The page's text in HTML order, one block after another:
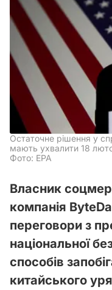
Остаточне рішення у
мають ухвалити 18
Фото: EPA
Власник
компанія
переговори з
національної
способів
китайського